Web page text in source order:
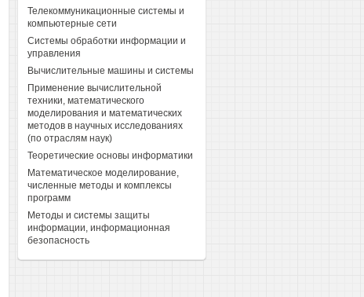
Телекоммуникационные системы и
компьютерные сети
Системы обработки информации и
управления
Вычислительные машины и системы
Применение вычислительной
техники, математического
моделирования и математических
методов в научных исследованиях
(по отраслям наук)
Теоретические основы информатики
Математическое моделирование,
численные методы и комплексы
программ
Методы и системы защиты
информации, информационная
безопасность